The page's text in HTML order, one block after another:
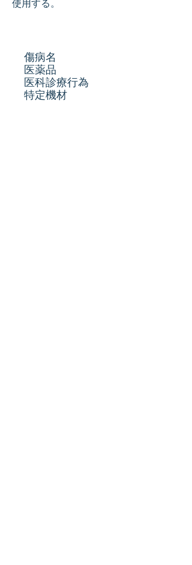
使用する。
傷病名
医薬品
医科診療行為
特定機材